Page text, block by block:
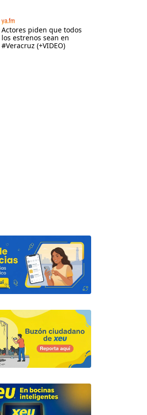
ya.fm
Actores piden que todos
los estrenos sean en
#Veracruz (+VIDEO)